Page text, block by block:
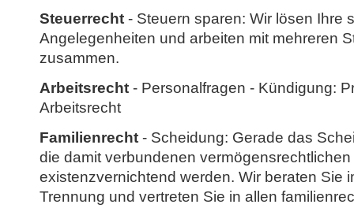
Steuerrecht - Steuern sparen: Wir lösen Ihre
Angelegenheiten und arbeiten mit mehreren
zusammen.
Arbeitsrecht - Personalfragen - Kündigung:
Arbeitsrecht
Familienrecht - Scheidung: Gerade das
die damit verbundenen
existenzvernichtend werden. Wir beraten Sie
Trennung und vertreten Sie in allen